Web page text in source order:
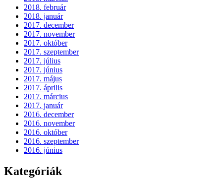
2018. február
2018. január
2017. december
2017. november
2017. október
2017. szeptember
2017. július
2017. június
2017. május
2017. április
2017. március
2017. január
2016. december
2016. november
2016. október
2016. szeptember
2016. június
Kategóriák